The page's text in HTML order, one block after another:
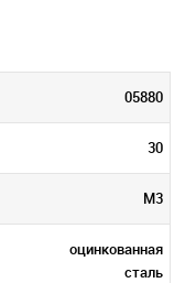
05880
30
М3
оцинкованная
сталь